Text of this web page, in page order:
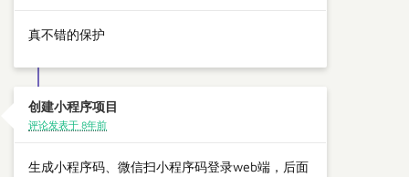
真不错的保护
创建小程序项目
评论发表于 8年前
生成小程序码、微信扫小程序码登录web端，后面